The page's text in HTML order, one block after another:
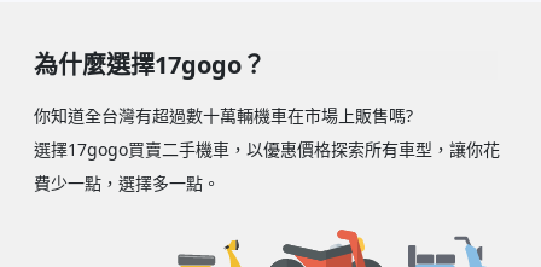
為什麼選擇17gogo？
你知道全台灣有超過數十萬輛機車在市場上販售嗎?
選擇17gogo買賣二手機車，以優惠價格探索所有車型，讓你花
費少一點，選擇多一點。